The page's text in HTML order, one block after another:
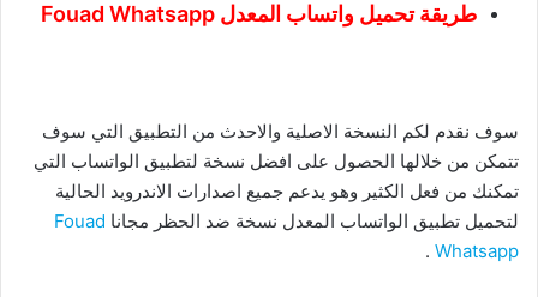
طريقة تحميل واتساب المعدل Fouad Whatsapp
سوف نقدم لكم النسخة الاصلية والاحدث من التطبيق التي سوف
تتمكن من خلالها الحصول على افضل نسخة لتطبيق الواتساب التي
تمكنك من فعل الكثير وهو يدعم جميع اصدارات الاندرويد الحالية
لتحميل تطبيق الواتساب المعدل نسخة ضد الحظر مجانا Fouad
Whatsapp
.